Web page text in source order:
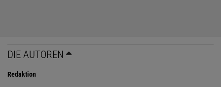
DIE AUTOREN
Redaktion